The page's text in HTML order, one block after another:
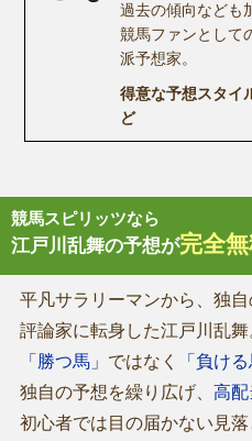
過去の傾向なども
競馬ファンとして
派予想家。
得意な予想スタイ
ど
競馬スピリッツなら
江戸川乱舞の予想が完全
平凡サラリーマンから、独
評論家に転身した江戸川乱舞
「勝つ馬」 ではなく 「負け
独自の予想を繰り広げ、 高配
初心者では目の届かない見